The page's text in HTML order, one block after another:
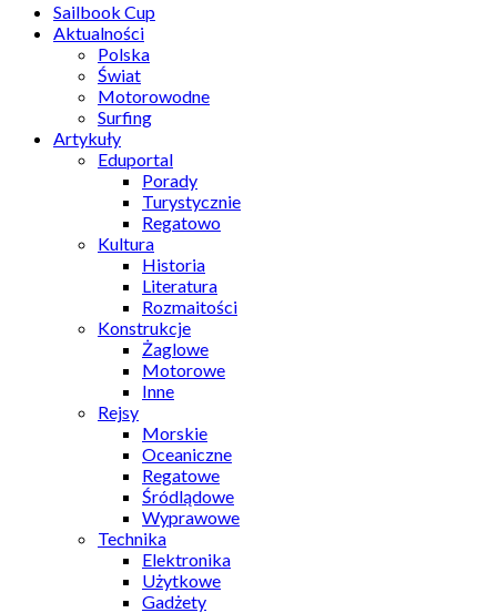
Sailbook Cup
Aktualności
Polska
Świat
Motorowodne
Surfing
Artykuły
Eduportal
Porady
Turystycznie
Regatowo
Kultura
Historia
Literatura
Rozmaitości
Konstrukcje
Żaglowe
Motorowe
Inne
Rejsy
Morskie
Oceaniczne
Regatowe
Śródlądowe
Wyprawowe
Technika
Elektronika
Użytkowe
Gadżety